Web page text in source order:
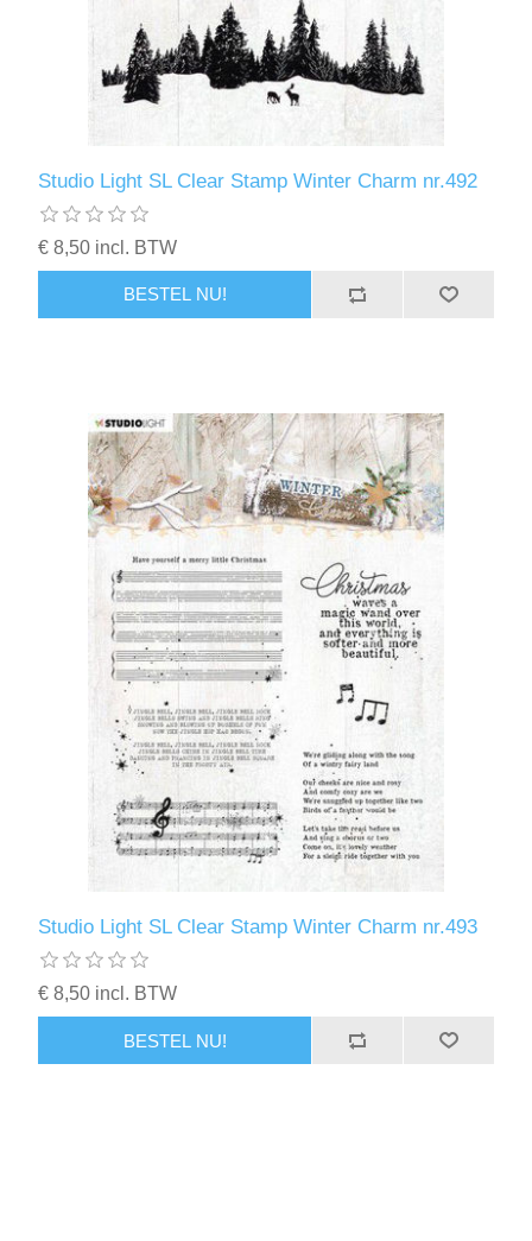
Studio Light SL Clear Stamp Winter Charm nr.492
€ 8,50 incl. BTW
BESTEL NU!
Studio Light SL Clear Stamp Winter Charm nr.493
€ 8,50 incl. BTW
BESTEL NU!